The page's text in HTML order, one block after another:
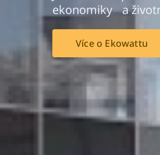
ekonomiky a
Více o Ekowattu